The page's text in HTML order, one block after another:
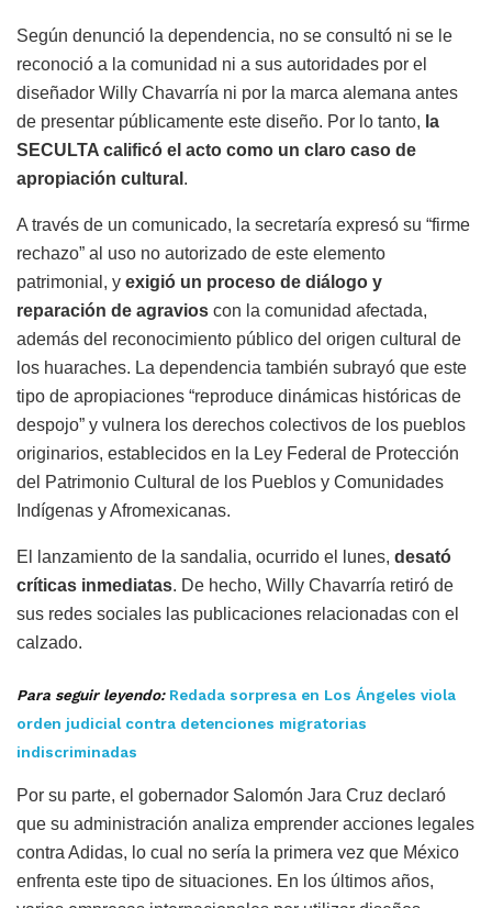
Según denunció la dependencia, no se consultó ni se le
reconoció a la comunidad ni a sus autoridades por el
diseñador Willy Chavarría ni por la marca alemana antes
de presentar públicamente este diseño. Por lo tanto, la
SECULTA calificó el acto como un claro caso de
apropiación cultural .
A través de un comunicado, la secretaría expresó su “firme
rechazo” al uso no autorizado de este elemento
patrimonial, y exigió un proceso de diálogo y
reparación de agravios con la comunidad afectada,
además del reconocimiento público del origen cultural de
los huaraches. La dependencia también subrayó que este
tipo de apropiaciones “reproduce dinámicas históricas de
despojo” y vulnera los derechos colectivos de los pueblos
originarios, establecidos en la Ley Federal de Protección
del Patrimonio Cultural de los Pueblos y Comunidades
Indígenas y Afromexicanas.
El lanzamiento de la sandalia, ocurrido el lunes, desató
críticas inmediatas. De hecho, Willy Chavarría retiró de
sus redes sociales las publicaciones relacionadas con el
calzado.
Para seguir leyendo: Redada sorpresa en Los Ángeles viola
orden judicial contra detenciones migratorias
indiscriminadas
Por su parte, el gobernador Salomón Jara Cruz declaró
que su administración analiza emprender acciones legales
contra Adidas, lo cual no sería la primera vez que México
enfrenta este tipo de situaciones. En los últimos años,